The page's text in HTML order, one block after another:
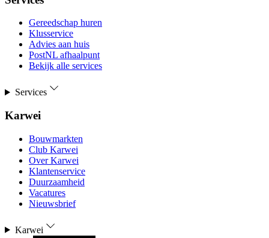
Gereedschap huren
Klusservice
Advies aan huis
PostNL afhaalpunt
Bekijk alle services
Services
Karwei
Bouwmarkten
Club Karwei
Over Karwei
Klantenservice
Duurzaamheid
Vacatures
Nieuwsbrief
Karwei